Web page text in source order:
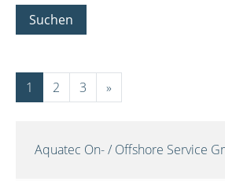
Suchen
1 2 3 »
Aquatec On- / Offshore Service